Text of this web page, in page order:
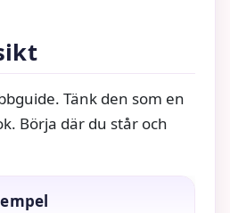
Tänk den som en
Börja där du står och